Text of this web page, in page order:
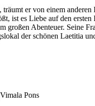
er von einem
ist es Liebe auf den
Abenteuer. Seine
der schönen Laetitia
Pons